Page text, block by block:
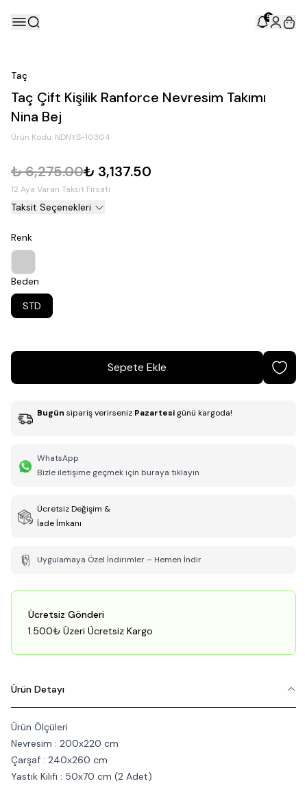
5
Taç
Taç Çift Kişilik Ranforce Nevresim Takımı
Nina Bej
Ürün Kodu: NDNYS-10304
₺ 6,275.00₺ 3,137.50
12 Aya Varan Taksit Fırsatı
Taksit Seçenekleri
Renk
Beden
STD
Sepete Ekle
Bugün sipariş verirseniz Pazartesi günü kargoda!
WhatsApp
Bizle iletişime geçmek için buraya tıklayın
Ücretsiz Değişim &
İade İmkanı
Uygulamaya Özel İndirimler – Hemen İndir
Ücretsiz Gönderi
1.500₺ Üzeri Ücretsiz Kargo
Ürün Detayı
Ürün Ölçüleri
Nevresim : 200x220 cm
Çarşaf : 240x260 cm
Yastık Kılıfı : 50x70 cm (2 Adet)